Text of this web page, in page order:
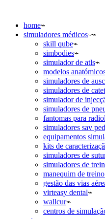
home
simuladores médicos
skill qube
simbodies
simulador de atls
modelos
simuladores de
simuladores de
simulador de
simuladores de
fantomas para
simuladores sav
equipamentos
kits de
simuladores de
simuladores de
manequim de
gestão das vias
virteasy dental
wallcur
centros de